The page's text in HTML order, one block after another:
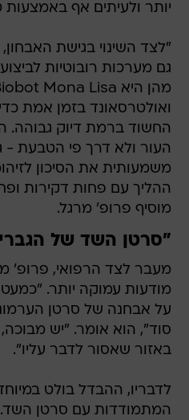
יותר ולעיתים אף באמצעות
"לצד השינוי בגישת
גם מערכות רובוטיות
ואולטרסאונד בזמן אמת
החשוד ברמת דיוק גבוהה.
העור ולא דרך פי הטבעת
משמעותית את הסיכון
ההליך עם פחות דקירות
מוסיף פרופ' מרגל.
"סרטן השד של
מעבר לצד הרפואי, פרופ'
מודעות עמוקה יותר.
על אבחנה של סרטן
סוד", הוא אומר. "יש
באזור שאסור לדבר עליו".
לדבריו, ההבדל בולט
המתמודדות עם סרטן